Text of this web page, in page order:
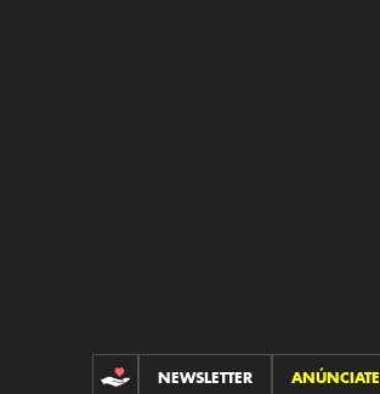
CONTRIBUCIONES
NEWSLETTER ANÚNCIATE